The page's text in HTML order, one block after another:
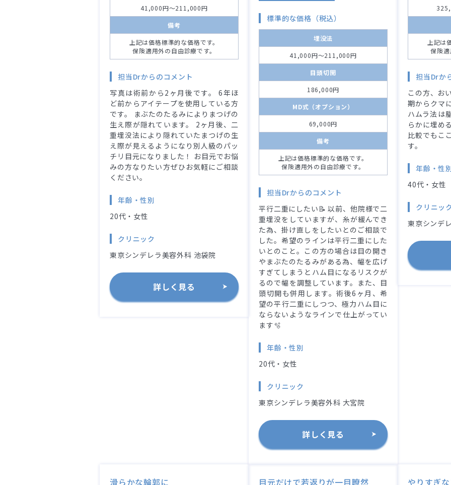
41,000円～211,000円
備考
上記は価格標準的な価格です。
保険適用外の自由診療です。
担当Drからのコメント
写真は術前から2ヶ月後です。 6年ほ
ど前からアイテープを使用している方
です。 まぶたのたるみによりまつげの
生え際が隠れています。 2ヶ月後、二
重埋没法により隠れていたまつげの生
え際が見えるようになり別人級のパッ
チリ目元になりました！ お目元でお悩
みの方なりたい方ぜひお気軽にご相談
ください。
年齢・性別
20代・女性
クリニック
東京シンデレラ美容外科 池袋院
詳しく見る
標準的な価格（税込）
埋没法
41,000円～211,000円
目頭切開
186,000円
MD式（オプション）
69,000円
備考
上記は価格標準的な価格です。
保険適用外の自由診療です。
担当Drからのコメント
平行二重にしたい📝 以前、他院様で二
重埋没をしていますが、糸が緩んでき
た為、掛け直しをしたいとのご相談で
した。希望のラインは平行二重にした
いとのこと。この方の場合は目の開き
やまぶたのたるみがある為、幅を広げ
すぎてしまうとハム目になるリスクが
るので幅を調整しています。また、目
頭切開も併用します。術後6ヶ月、希
望の平行二重にしつつ、極力ハム目に
ならないようなラインで仕上がってい
ます🫧
年齢・性別
20代・女性
クリニック
東京シンデレラ美容外科 大宮院
詳しく見る
上記は
保険
担当Drか
この方、お
期からクマ
ハムラ法は
らかに埋め
比較でもこ
す。
年齢・性
40代・女性
クリニッ
東京シンデ
滑らかな輪郭に 目元だけで若返りが一目瞭然 やりすぎ